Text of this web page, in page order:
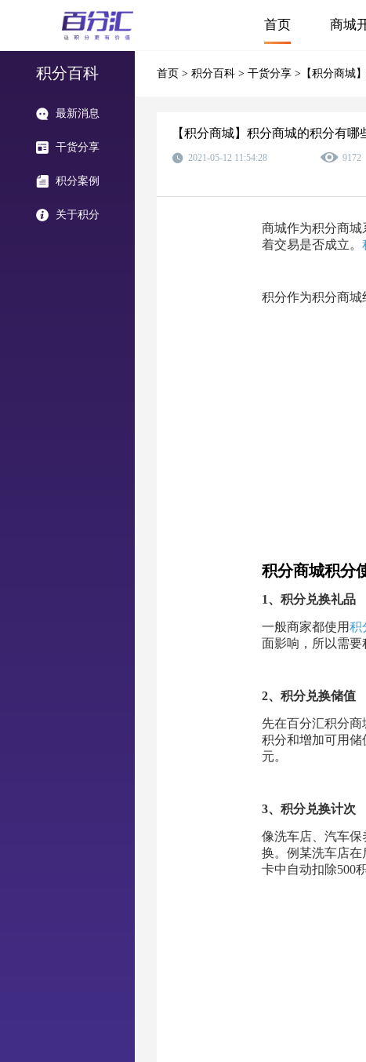
首页 商城
积分百科
最新消息
干货分享
积分案例
关于积分
首页 > 积分百科 > 干货分享 >【积分商城
【积分商城】积分商城的积分有哪
2021-05-12 11:54:28 9172
商城作为积分商
着交易是否成立。
积分作为积分商
积分商城积分
1、积分兑换礼品
一般商家都使用积
面影响，所以需要
2、积分兑换储值
先在百分汇积分
积分和增加可用储
元。
3、积分兑换计次
像洗车店、汽车
换。例某洗车店
卡中自动扣除500